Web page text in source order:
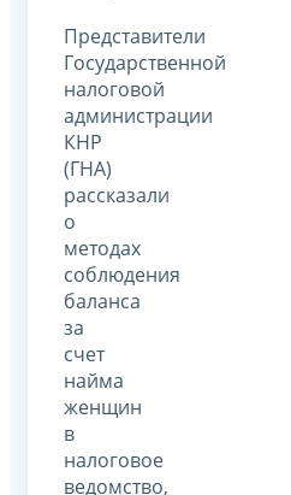
Представители
Государственной
налоговой
администрации
КНР
(ГНА)
рассказали
о
методах
соблюдения
баланса
за
счет
найма
женщин
в
налоговое
ведомство,